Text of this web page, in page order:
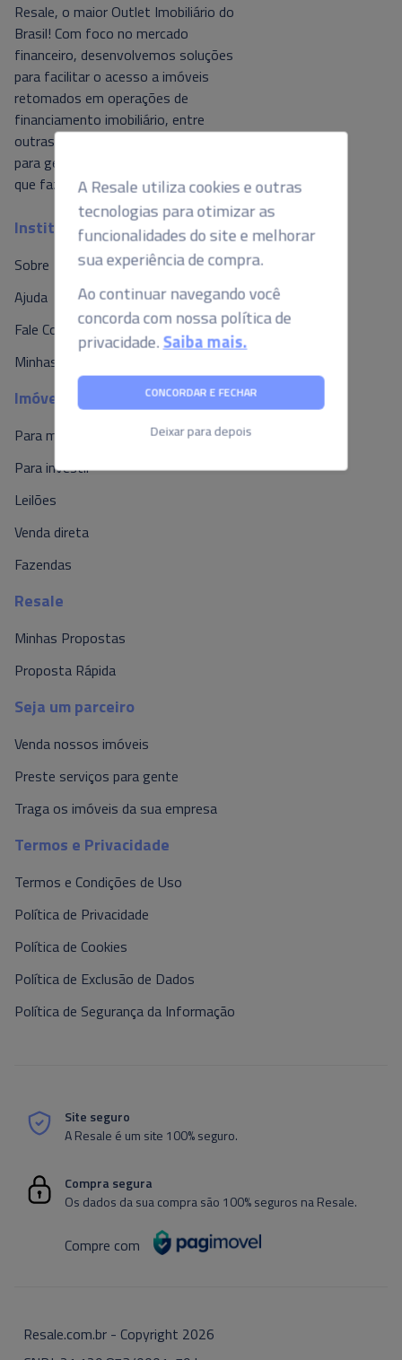
tecnologias para otimizar as
funcionalidades do site e melhorar
sua experiência de compra.
Ao continuar navegando você
concorda com nossa política de
privacidade.Saiba mais.
Deixar para depois
Resale, o maior Outlet Imobiliário do
Brasil! Com foco no mercado
financeiro, desenvolvemos soluções
para facilitar o acesso a imóveis
retomados em operações de
financiamento imobiliário, entre
outras. Tecnologia e foco no cliente
para gerar valor ao mercado, é isso o
que fazemos por aqui.
Institucional
Sobre
Ajuda
Fale Conosco
Minhas Propostas
Imóveis
Para morar
Para investir
Leilões
Venda direta
Fazendas
Resale
Minhas Propostas
Proposta Rápida
Seja um parceiro
Venda nossos imóveis
Preste serviços para gente
Traga os imóveis da sua empresa
Termos e Privacidade
Termos e Condições de Uso
Política de Privacidade
Política de Cookies
Política de Exclusão de Dados
Política de Segurança da Informação
Site seguro
A Resale é um site 100% seguro.
Compra segura
Os dados da sua compra são 100% seguros na Resale.
Compre com
Resale.com.br - Copyright 2026